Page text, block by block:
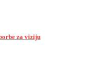
za viziju